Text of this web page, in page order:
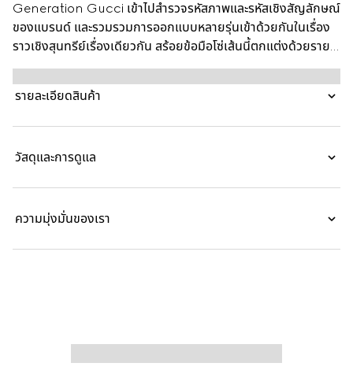
Generation Gucci เข้าไปสำรวจรหัสภาพและรหัสเชิงสัญลักษณ์
ของแบรนด์ และรวมรวมการออกแบบหลายรุ่นเข้าด้วยกันในเรื่อง
ราวเชิงสุนทรีย์เรื่องเดียวกัน สร้อยข้อมือโซ่เส้นนี้ตกแต่งด้วยราย
ละเอียดแบบคัตเอาท์ Interlocking G ซึ่งเป็นสัญลักษณ์ อัปเดต
ด้วยโครงสร้างโดมสำหรับสัมผัสแบบประติมากรรม
รายละเอียดสินค้า
วัสดุและการดูแล
ความมุ่งมั่นของเรา